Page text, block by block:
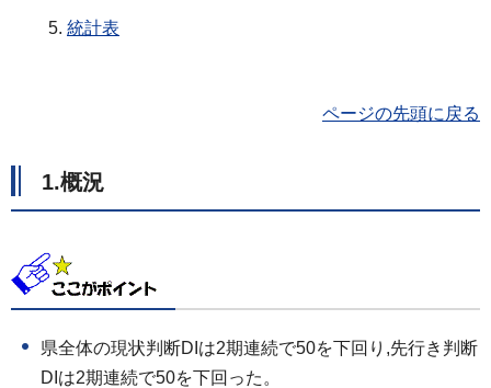
統計表
ページの先頭に戻る
1.概況
県全体の現状判断DIは2期連続で50を下回り,先行き判断
DIは2期連続で50を下回った。